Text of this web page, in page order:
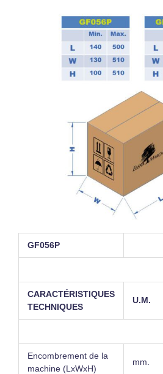
GF056P
CARACTÉRISTIQUES
TECHNIQUES
U.M.
Encombrement de la
machine (LxWxH)
mm.